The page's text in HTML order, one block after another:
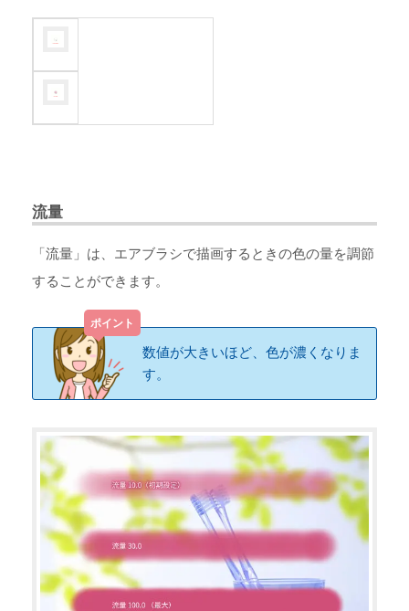
流量
「流量」は、エアブラシで描画するときの色の量を調節
することができます。
数値が大きいほど、色が濃くなりま
す。